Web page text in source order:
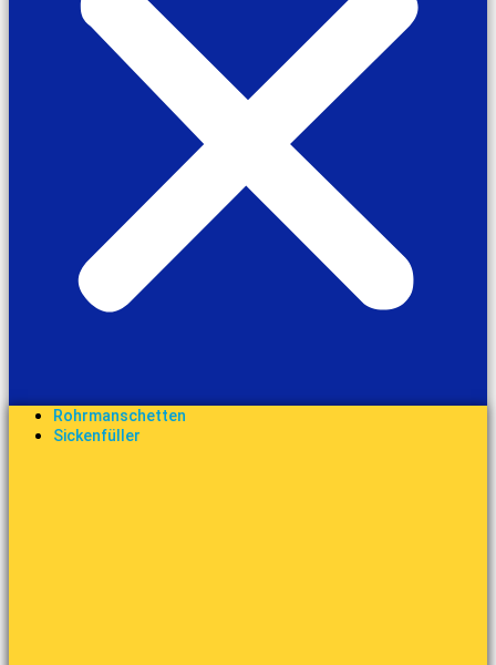
Rohrmanschetten
Sickenfüller